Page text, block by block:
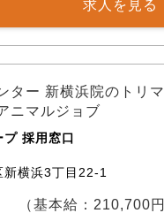
求人を見る
ター 新横浜院のトリ
ニマルジョブ
採用窓口
横浜3丁目22-1
（基本給：210,700